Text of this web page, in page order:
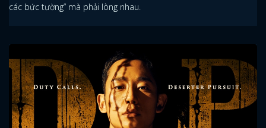
các bức tường” mà phải lòng nhau.